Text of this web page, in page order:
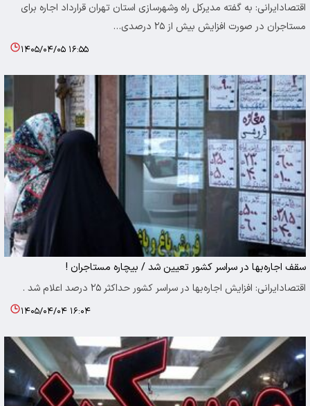
اقتصادایرانی: به گفته مدیرکل راه وشهرسازی استان تهران قرارداد اجاره برای
مستاجران در صورت افزایش بیش از ۲۵ درصدی…
۱۴۰۵/۰۴/۰۵ ۱۶:۵۵
سقف اجاره‌بها در سراسر کشور تعیین شد / بیچاره مستاجران !
اقتصادایرانی: افزایش اجاره‌بها در سراسر کشور حداکثر ۲۵ درصد اعلام شد .
۱۴۰۵/۰۴/۰۴ ۱۶:۰۴